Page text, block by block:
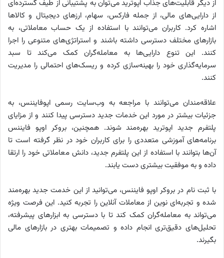
از دیگر قابلیت‌های جذاب اپوترید می‌توان به پشتیبانی از طیف گسترده‌ای
از دارایی‌های مالی، از جمله فارکس، سهام، ارزهای دیجیتال و کالاها
اشاره کرد. کاربران می‌توانند با استفاده از یک حساب معاملاتی، به
بازارهای مختلف دسترسی داشته باشند و استراتژی‌های متنوعی را اجرا
کنند. این تنوع دارایی‌ها به معامله‌گران کمک می‌کند تا سبد
سرمایه‌گذاری خود را بهینه‌سازی کرده و ریسک‌های احتمالی را مدیریت
کنند.
علاقه‌مندان می‌توانند با مراجعه به وب‌سایت رسمی اپوفایننس، به
جزئیات بیشتر در مورد این خدمات جدید دسترسی پیدا کنند و از مزایای
پلتفرم جدید اپوترید بهره‌مند شوند. همچنین، بروکر اوپو فایننس
برنامه‌های آموزشی متعددی را برای کاربران خود در نظر گرفته است تا
آن‌ها بتوانند با استفاده از این پلتفرم جدید، دانش معاملاتی خود را ارتقا
داده و به موفقیت بیشتری دست یابند.
با ثبت نام در بروکر اوپو فایننس، می‌توانید از این خدمت جدید بهره‌مند
شده و تجربه‌ای نوین از معاملات آنلاین را تجربه کنید. این فرصت ویژه
می‌تواند به معامله‌گران کمک کند تا با دسترسی به ابزارهای پیشرفته،
تحلیل‌های دقیق‌تری انجام داده و تصمیمات بهتری در بازارهای مالی
بگیرند.